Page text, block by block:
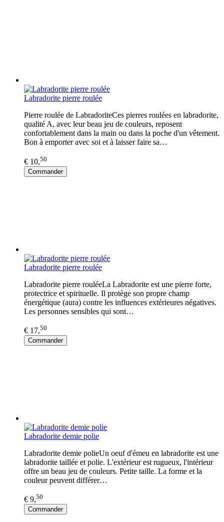
Labradorite pierre roulée
Pierre roulée de LabradoriteCes pierres roulées en labradorite,
qualité A, avec leur beau jeu de couleurs, reposent
confortablement dans la main ou dans la poche d'un vêtement.
Bon à emporter avec soi et à laisser faire sa…
€ 10,50
Commander
Labradorite pierre roulée
Labradorite pierre rouléeLa Labradorite est une pierre forte,
protectrice et spirituelle. Il protège son propre champ
énergétique (aura) contre les influences extérieures négatives.
Les personnes sensibles qui sont…
€ 17,50
Commander
Labradorite demie polie
Labradorite demie polieUn oeuf d'émeu en labradorite est une
labradorite taillée et polie. L'extérieur est rugueux, l'intérieur
offre un beau jeu de couleurs. Petite taille. La forme et la
couleur peuvent différer…
€ 9,50
Commander